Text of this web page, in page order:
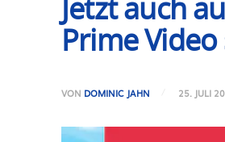
Jetzt auch
Prime
VON DOMINIC JAHN 25. JULI